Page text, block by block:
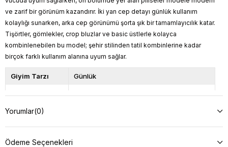
ve zarif bir görünüm kazandırır. İki yan cep detayı günlük kullanım
kolaylığı sunarken, arka cep görünümü şorta şık bir tamamlayıcılık katar.
Tişörtler, gömlekler, crop bluzlar ve basic üstlerle kolayca
kombinlenebilen bu model; şehir stilinden tatil kombinlerine kadar
birçok farklı kullanım alanına uyum sağlar.
Giyim Tarzı Günlük
Kumaş Türü
Model
Beden
S
Yorumlar(0)
Ödeme Seçenekleri